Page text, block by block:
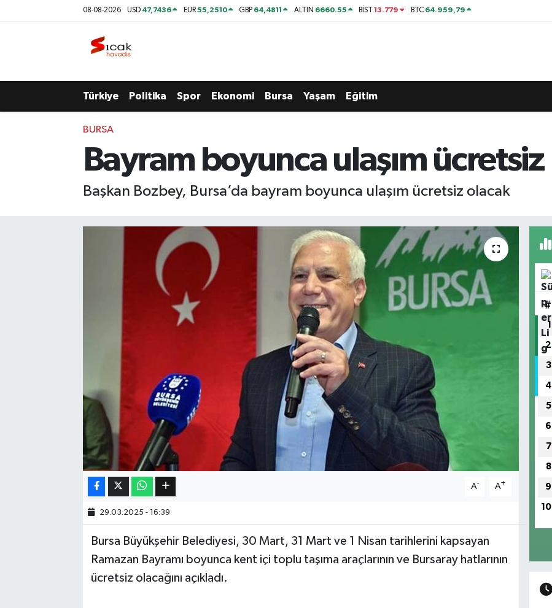
08-08-2026 USD 47,7436 EUR55,2510 GBP 64,4811 ALTIN 6660.55 BİST13.779 BTC 64.959,79
Türkiye Politika Spor Ekonomi Bursa Yaşam Eğitim
BURSA
Bayram boyunca ulaşım ücretsiz
Başkan Bozbey, Bursa’da bayram boyunca ulaşım ücretsiz olacak
A- A+
29.03.2025 - 16:39
Bursa Büyükşehir Belediyesi, 30 Mart, 31 Mart ve 1 Nisan tarihlerini kapsayan
Ramazan Bayramı boyunca kent içi toplu taşıma araçlarının ve Bursaray hatlarının
ücretsiz olacağını açıkladı.
#
1
2
3
4
5
6
7
8
9
10
Kültür & Sanat
Bilim, Teknoloji
Nöbetçi Eczaneler
Tüm Manşetler